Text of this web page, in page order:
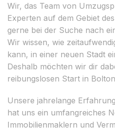
Wir, das Team von
Experten auf dem Gebiet
gerne bei der Suche nach
Wir wissen, wie
kann, in einer neuen Stadt
Deshalb möchten wir dir
reibungslosen Start in
Unsere jahrelange
hat uns ein umfangreiches
Immobilienmaklern und